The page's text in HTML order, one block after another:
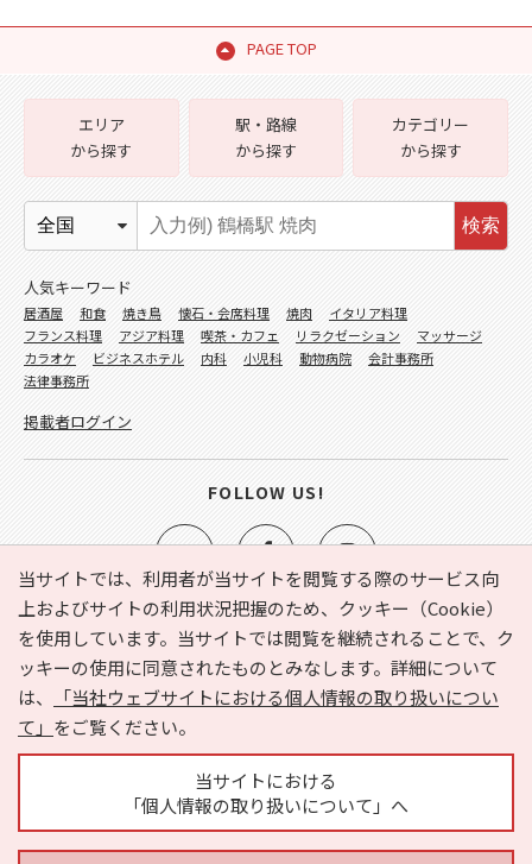
PAGE TOP
当サイトでは、利用者が当サイトを閲覧する際のサービス向
上およびサイトの利用状況把握のため、クッキー（Cookie）
を使用しています。当サイトでは閲覧を継続されることで、ク
ッキーの使用に同意されたものとみなします。詳細について
は、
「当社ウェブサイトにおける個人情報の取り扱いについ
て」 をご覧ください。
当サイトにおける
「個人情報の取り扱いについて」へ
e-NAVITA（イーナビタ）とは？ お気に入り
ヘルプ
利用規約
個人情報の取り扱いについて
運営会社
サイトマップ
広告掲載に関するお問い合わせ
エリア
から探す
駅・路線
から探す
カテゴリー
から探す
検索
人気キーワード
居酒屋 和食 焼き鳥 懐石・会席料理 焼肉
イタリア料理
フランス料理
アジア料理 喫茶・カフェ リラクゼーション
マッサージ
カラオケ
ビジネスホテル 内科 小児科 動物病院
会計事務所
法律事務所
掲載者ログイン
FOLLOW US!